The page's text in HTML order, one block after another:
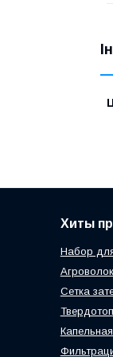
Хиты
Набор
Сетка